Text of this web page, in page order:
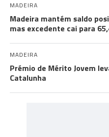
MADEIRA
Madeira mantém saldo
mas excedente cai para
MADEIRA
Prémio de Mérito Jovem
Catalunha